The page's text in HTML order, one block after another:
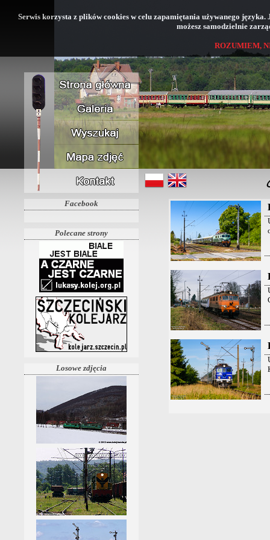
Serwis korzysta z plików cookies w celu zapamiętania używanego
możesz samodzielnie
ROZUMIEM,
Facebook
Polecane strony
Losowe zdjęcia